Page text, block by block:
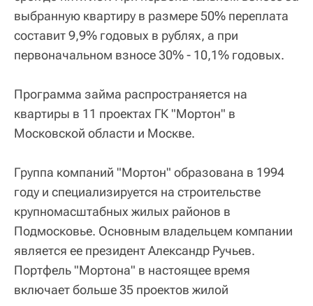
выбранную квартиру в размере 50% переплата
составит 9,9% годовых в рублях, а при
первоначальном взносе 30% - 10,1% годовых.
Программа займа распространяется на
квартиры в 11 проектах ГК "Мортон" в
Московской области и Москве.
Группа компаний "Мортон" образована в 1994
году и специализируется на строительстве
крупномасштабных жилых районов в
Подмосковье. Основным владельцем компании
является ее президент Александр Ручьев.
Портфель "Мортона" в настоящее время
включает больше 35 проектов жилой